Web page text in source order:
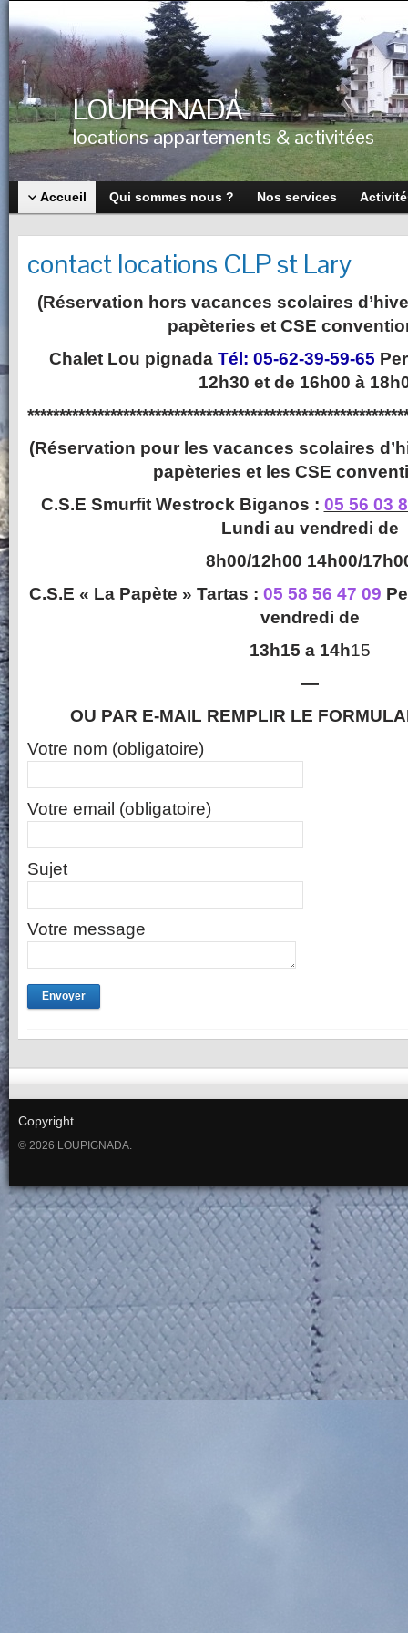
LOUPIGNADA
locations appartements & activitées
Accueil Qui sommes nous ? Nos services
contact locations CLP st Lary
(Réservation hors vacances scolaires
papèteries et CSE
Chalet Lou pignada Tél: 05-62-39-59-65
12h30 et de 16h00 à
(Réservation pour les vacances scolaires
papèteries et les CSE
C.S.E Smurfit Westrock Biganos : 05 56 03
Lundi au vendredi de
8h00/12h00 14h00/
C.S.E « La Papète » Tartas : 05 58 56 47 09
vendredi de
13h15 a 14h15
—
OU PAR E-MAIL REMPLIR LE
Votre nom (obligatoire)
Votre email (obligatoire)
Sujet
Votre message
Copyright
© 2026 LOUPIGNADA.